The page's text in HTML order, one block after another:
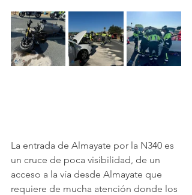
La entrada de Almayate por la N340 es
un cruce de poca visibilidad, de un
acceso a la vía desde Almayate que
requiere de mucha atención donde los